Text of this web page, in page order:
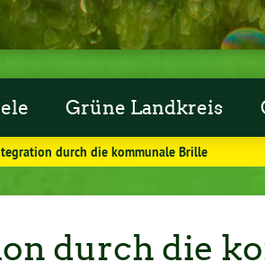
Grüne Landkreis
durch die kommunale Brille
durch die